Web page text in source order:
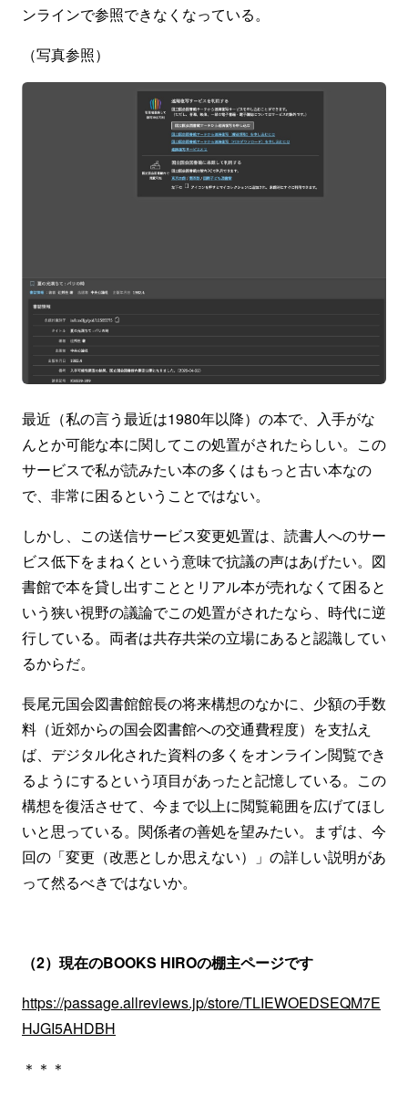
ンラインで参照できなくなっている。
（写真参照）
最近（私の言う最近は1980年以降）の本で、入手がな
んとか可能な本に関してこの処置がされたらしい。この
サービスで私が読みたい本の多くはもっと古い本なの
で、非常に困るということではない。
しかし、この送信サービス変更処置は、読書人へのサー
ビス低下をまねくという意味で抗議の声はあげたい。図
書館で本を貸し出すこととリアル本が売れなくて困ると
いう狭い視野の議論でこの処置がされたなら、時代に逆
行している。両者は共存共栄の立場にあると認識してい
るからだ。
長尾元国会図書館館長の将来構想のなかに、少額の手数
料（近郊からの国会図書館への交通費程度）を支払え
ば、デジタル化された資料の多くをオンライン閲覧でき
るようにするという項目があったと記憶している。この
構想を復活させて、今まで以上に閲覧範囲を広げてほし
いと思っている。関係者の善処を望みたい。まずは、今
回の「変更（改悪としか思えない）」の詳しい説明があ
って然るべきではないか。
（2）現在のBOOKS HIROの棚主ページです
https://passage.allreviews.jp/store/TLIEWOEDSEQM7E
HJGI5AHDBH
＊＊＊